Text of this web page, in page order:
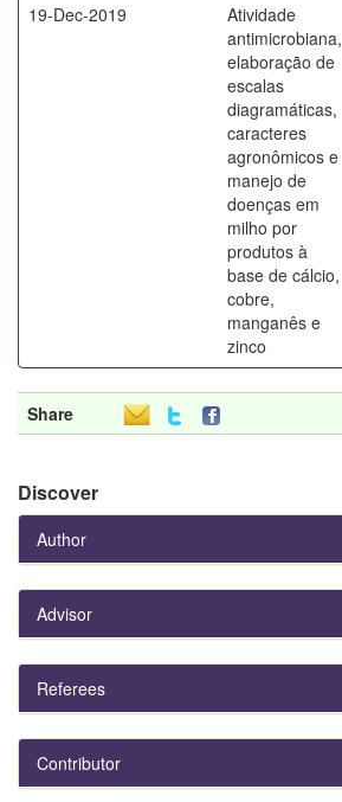
19-Dec-2019
Atividade
antimicrobiana,
elaboração de
escalas
diagramáticas,
caracteres
agronômicos e
manejo de
doenças em
milho por
produtos à
base de cálcio,
cobre,
manganês e
zinco
Share
Discover
Author
Advisor
Referees
Contributor